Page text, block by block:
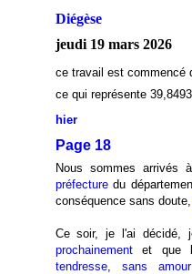
Diégèse
jeudi 19 mars 2026
ce travail est commencé
ce qui représente 39,8493
hier
Page 18
Nous sommes arrivés
préfecturedu
conséquence sans doute,
Ce soir, je l'ai décidé,
prochainementet que
tendresse, sans amour